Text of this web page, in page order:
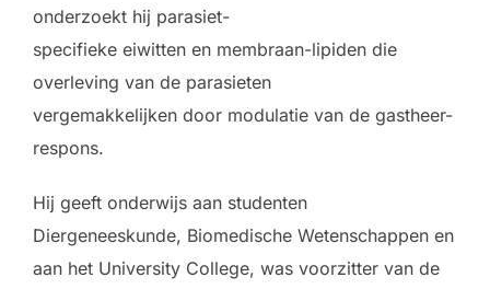
onderzoekt hij parasiet-
specifieke eiwitten en membraan-lipiden die
overleving van de parasieten
vergemakkelijken door modulatie van de gastheer-
respons.
Hij geeft onderwijs aan studenten
Diergeneeskunde, Biomedische Wetenschappen en
aan het University College, was voorzitter van de